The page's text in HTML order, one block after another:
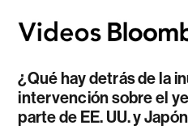
¿Qué hay detrás de la
intervención sobre el
parte de EE. UU. y